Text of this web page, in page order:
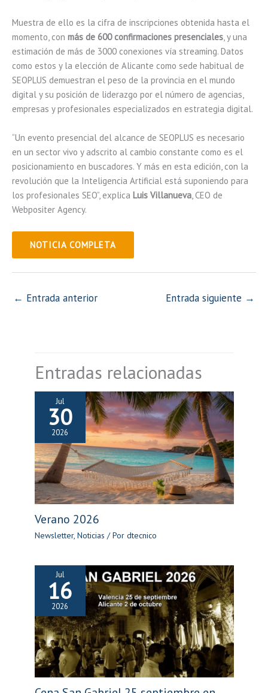
Muestra de ello es la cifra de inscripciones obtenida hasta el
momento, con más de 600 confirmaciones presenciales, y una
estimación de más de 3000 conexiones vía streaming. Datos
como estos y la elección de Alicante como sede habitual de
SEOPLUS demuestran el peso de la provincia en el mundo
digital y su posición de liderazgo por el número de agencias,
empresas y profesionales especializados en estrategia digital.
“Un evento presencial del alcance de SEOPLUS es necesario
en un sector vivo y adscrito al cambio constante como es el
posicionamiento en buscadores. Y más en esta edición, con la
revolución que la Inteligencia Artificial está suponiendo para
los profesionales SEO”, explica Luis Villanueva, CEO de
Webpositer Agency.
NOTICIA COMPLETA
← Entrada anterior Entrada siguiente →
Entradas relacionadas
Jul
30
2026
Verano 2026
Newsletter, Noticias / Por dtecnico
Jul
16
2026